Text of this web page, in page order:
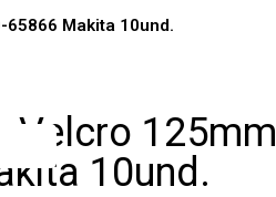
Makita 10und.
Velcro
10und.